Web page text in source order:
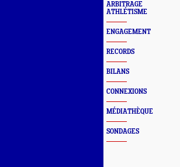
ARBITRAGE
ATHLÉTISME
ENGAGEMENT
RECORDS
BILANS
CONNEXIONS
MÉDIATHÈQUE
SONDAGES